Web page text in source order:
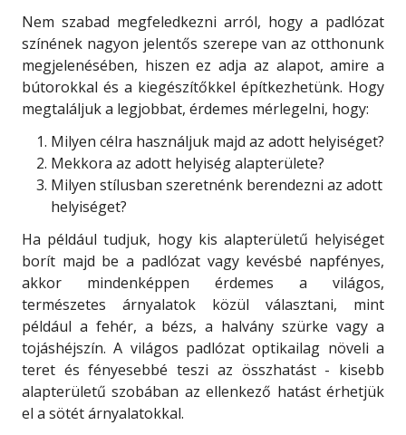
Nem szabad megfeledkezni arról, hogy a padlózat
színének nagyon jelentős szerepe van az otthonunk
megjelenésében, hiszen ez adja az alapot, amire a
bútorokkal és a kiegészítőkkel építkezhetünk. Hogy
megtaláljuk a legjobbat, érdemes mérlegelni, hogy:
Milyen célra használjuk majd az adott helyiséget?
Mekkora az adott helyiség alapterülete?
Milyen stílusban szeretnénk berendezni az adott
helyiséget?
Ha például tudjuk, hogy kis alapterületű helyiséget
borít majd be a padlózat vagy kevésbé napfényes,
akkor mindenképpen érdemes a világos,
természetes árnyalatok közül választani, mint
például a fehér, a bézs, a halvány szürke vagy a
tojáshéjszín. A világos padlózat optikailag növeli a
teret és fényesebbé teszi az összhatást - kisebb
alapterületű szobában az ellenkező hatást érhetjük
el a sötét árnyalatokkal.